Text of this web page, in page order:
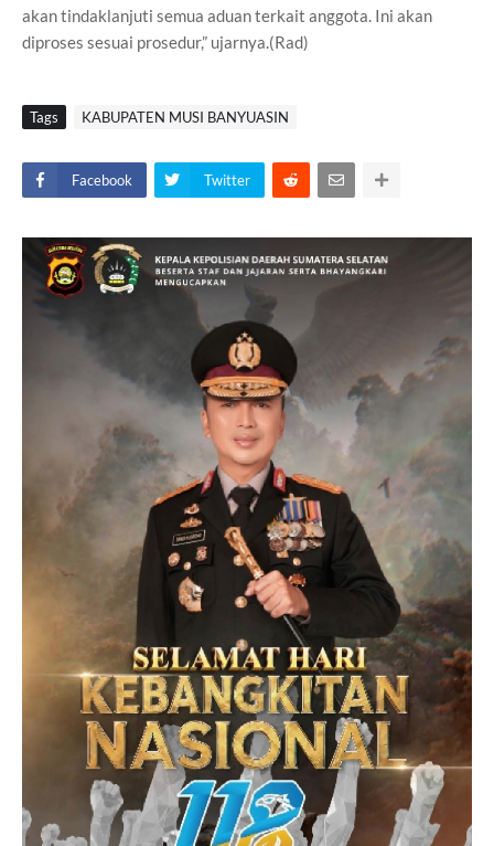
akan tindaklanjuti semua aduan terkait anggota. Ini akan
diproses sesuai prosedur,” ujarnya.(Rad)
Tags KABUPATEN MUSI BANYUASIN
Facebook Twitter